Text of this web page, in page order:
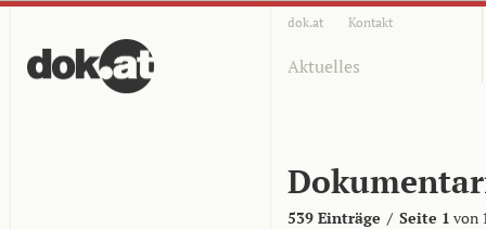
dok.at Kontakt
Aktuelles
539 Einträge / Seite 1 von